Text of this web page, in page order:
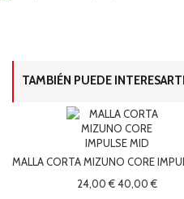
TAMBIÉN PUEDE
MALLA CORTA MIZUNO CORE
24,00 € 40,00 €